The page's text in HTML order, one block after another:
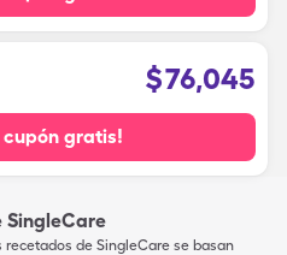
$76,045
cupón gratis!
SingleCare
de SingleCare se basan